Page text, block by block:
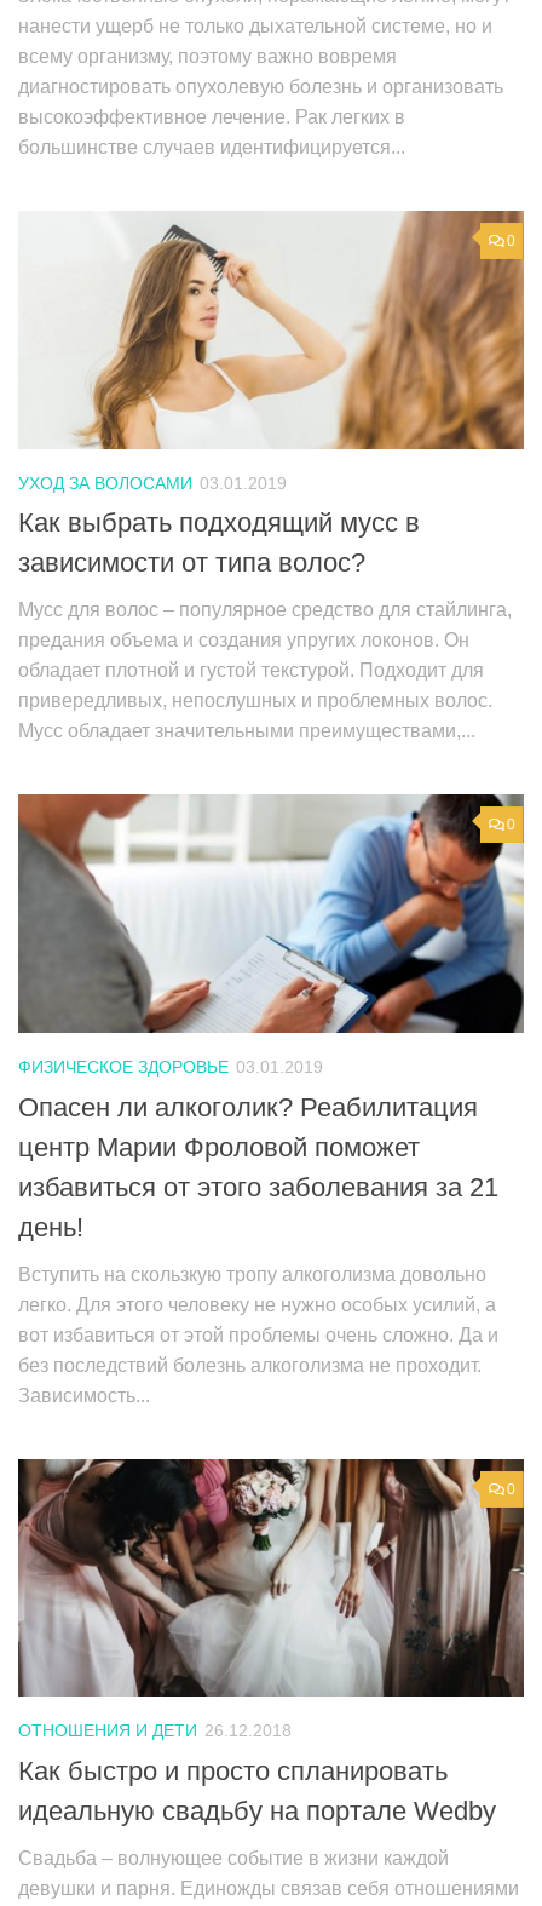
нанести ущерб не только дыхательной системе, но и
всему организму, поэтому важно вовремя
диагностировать опухолевую болезнь и организовать
высокоэффективное лечение. Рак легких в
большинстве случаев идентифицируется...
0
УХОД ЗА ВОЛОСАМИ 03.01.2019
Как выбрать подходящий мусс в
зависимости от типа волос?
Мусс для волос – популярное средство для стайлинга,
предания объема и создания упругих локонов. Он
обладает плотной и густой текстурой. Подходит для
привередливых, непослушных и проблемных волос.
Мусс обладает значительными преимуществами,...
0
ФИЗИЧЕСКОЕ ЗДОРОВЬЕ 03.01.2019
Опасен ли алкоголик? Реабилитация
центр Марии Фроловой поможет
избавиться от этого заболевания за 21
день!
Вступить на скользкую тропу алкоголизма довольно
легко. Для этого человеку не нужно особых усилий, а
вот избавиться от этой проблемы очень сложно. Да и
без последствий болезнь алкоголизма не проходит.
Зависимость...
0
ОТНОШЕНИЯ И ДЕТИ 26.12.2018
Как быстро и просто спланировать
идеальную свадьбу на портале Wedby
Свадьба – волнующее событие в жизни каждой
девушки и парня. Единожды связав себя отношениями